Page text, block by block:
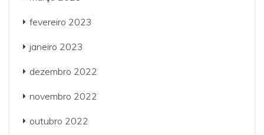
fevereiro 2023
janeiro 2023
dezembro 2022
novembro 2022
outubro 2022